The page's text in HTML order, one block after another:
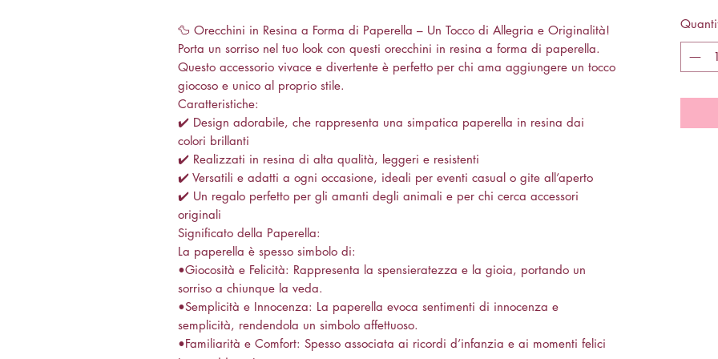
🦆 Orecchini in Resina a Forma di Paperella – Un Tocco di Allegria e Originalità!
Porta un sorriso nel tuo look con questi orecchini in resina a forma di paperella.
Questo accessorio vivace e divertente è perfetto per chi ama aggiungere un tocco
giocoso e unico al proprio stile.
Caratteristiche:
✔️ Design adorabile, che rappresenta una simpatica paperella in resina dai
colori brillanti
✔️ Realizzati in resina di alta qualità, leggeri e resistenti
✔️ Versatili e adatti a ogni occasione, ideali per eventi casual o gite all’aperto
✔️ Un regalo perfetto per gli amanti degli animali e per chi cerca accessori
originali
Significato della Paperella:
La paperella è spesso simbolo di:
•Giocosità e Felicità: Rappresenta la spensieratezza e la gioia, portando un
sorriso a chiunque la veda.
•Semplicità e Innocenza: La paperella evoca sentimenti di innocenza e
semplicità, rendendola un simbolo affettuoso.
•Familiarità e Comfort: Spesso associata ai ricordi d’infanzia e ai momenti felici